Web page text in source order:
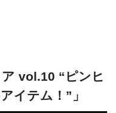
vol.10 “ピンヒ
イテム！”」